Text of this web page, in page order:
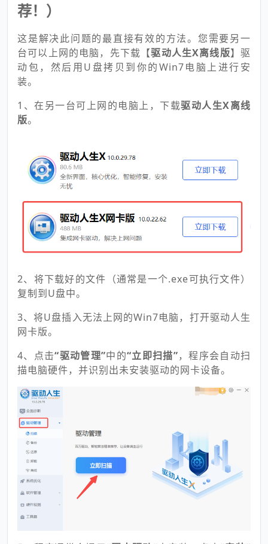
荐！）
这是解决此问题的最直接有效的方法。您需要另一
台可以上网的电脑，先下载【驱动人生X离线版】驱
动包，然后用U盘拷贝到你的Win7电脑上进行安
装。
1、在另一台可上网的电脑上，下载驱动人生X离线
版。
2、将下载好的文件（通常是一个.exe可执行文件）
复制到U盘中。
3、将U盘插入无法上网的Win7电脑，打开驱动人生
网卡版。
4、点击“驱动管理”中的“立即扫描”，程序会自动扫
描电脑硬件，并识别出未安装驱动的网卡设备。